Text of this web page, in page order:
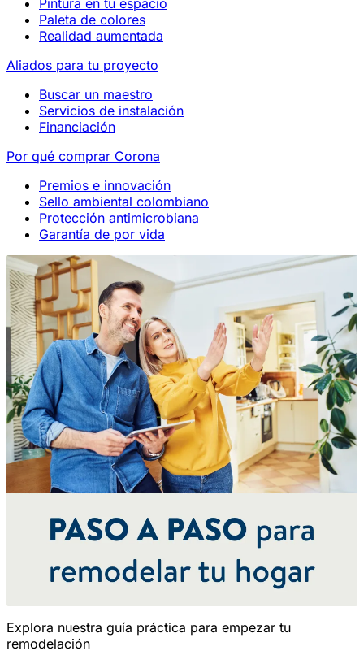
Pintura en tu espacio
Paleta de colores
Realidad aumentada
Aliados para tu proyecto
Buscar un maestro
Servicios de instalación
Financiación
Por qué comprar Corona
Premios e innovación
Sello ambiental colombiano
Protección antimicrobiana
Garantía de por vida
Explora nuestra guía práctica para empezar tu
remodelación